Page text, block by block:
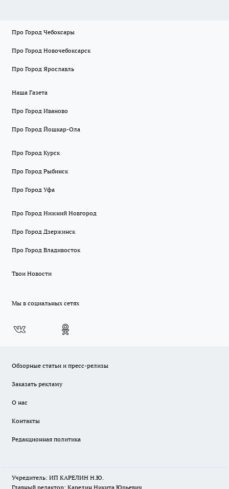
Про Город Чебоксары
Про Город Новочебоксарск
Про Город Ярославль
Наша Газета
Про Город Иваново
Про Город Йошкар-Ола
Про Город Курск
Про Город Рыбинск
Про Город Уфа
Про Город Нижний Новгород
Про Город Дзержинск
Про Город Владивосток
Твои Новости
Мы в социальных сетях
Обзорные статьи и пресс-релизы
Заказать рекламу
О нас
Контакты
Редакционная политика
Учредитель: ИП КАРЕЛИН Н.Ю.
Главный редактор: Карелин Никита Юрьевич